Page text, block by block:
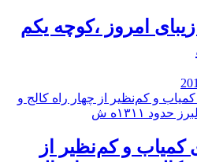
امروز ،کوچه یکم
کمیاب و کم‌نظیر از